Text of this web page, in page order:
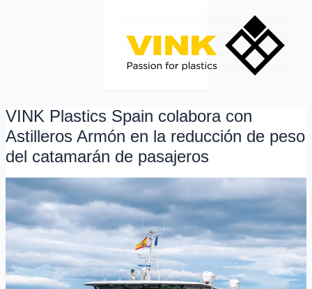
VINK Plastics Spain colabora con
Astilleros Armón en la reducción de peso
del catamarán de pasajeros
VINK
Plastics
Spain
colabora
Astilleros
Armón
en
reducción
de
peso